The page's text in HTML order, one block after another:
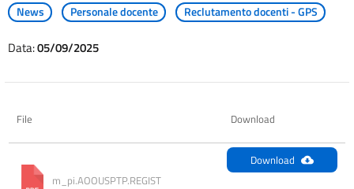
News Personale docente Reclutamento docenti - GPS
Data:05/09/2025
File Download
m_pi.AOOUSPTP.REGIST
Download